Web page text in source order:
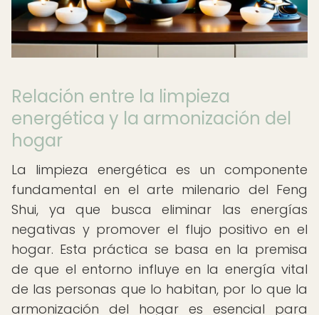
Relación entre la limpieza
energética y la armonización del
hogar
La limpieza energética es un componente
fundamental en el arte milenario del Feng
Shui, ya que busca eliminar las energías
negativas y promover el flujo positivo en el
hogar. Esta práctica se basa en la premisa
de que el entorno influye en la energía vital
de las personas que lo habitan, por lo que la
armonización del hogar es esencial para